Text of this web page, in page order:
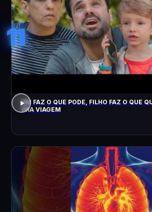
11
PAI FAZ O QUE PODE, FILHO FAZ O QUE
PRA VIAGEM